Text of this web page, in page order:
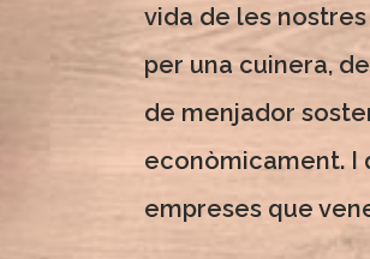
vida de les nostres
per una cuinera,
de menjador
econòmicament. I
empreses que